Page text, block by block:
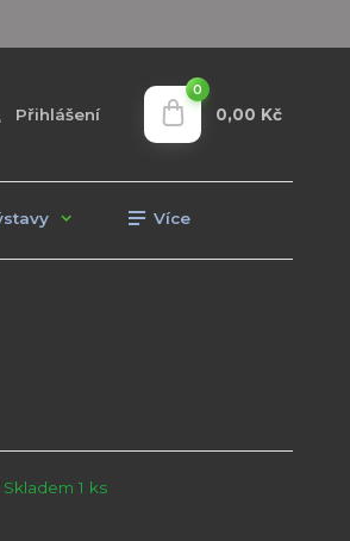
Přihlášení
0
0,00 Kč
Více
Skladem 1 ks